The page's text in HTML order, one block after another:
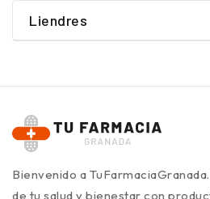
Liendres
Bienvenido a
de tu salud y bienestar con